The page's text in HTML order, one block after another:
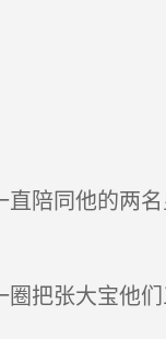
陪同他的两
把张大宝他们